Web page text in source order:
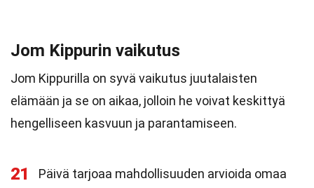
Jom Kippurin vaikutus
Jom Kippurilla on syvä vaikutus juutalaisten
elämään ja se on aikaa, jolloin he voivat keskittyä
hengelliseen kasvuun ja parantamiseen.
21
Päivä tarjoaa mahdollisuuden arvioida omaa